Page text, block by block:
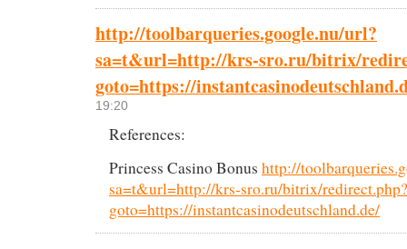
http://toolbarqueries.google.nu/url?
sa=t&url=http://krs-sro.ru/bitrix/
goto=https://
19:20
References:
Princess Casino Bonus http://
sa=t&url=http://krs-sro.ru/bitrix/redirect.php?
goto=https://instantcasinodeutschland.de/